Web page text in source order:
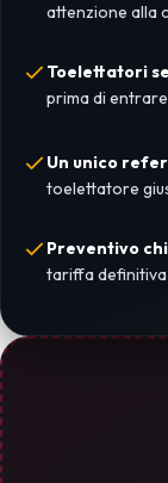
attenzione alla
Toelettatori
prima di
Un unico
toelettatore
Preventivo
tariffa